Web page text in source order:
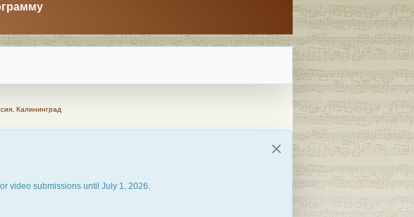
Калининград
video submissions until July 1, 2026.